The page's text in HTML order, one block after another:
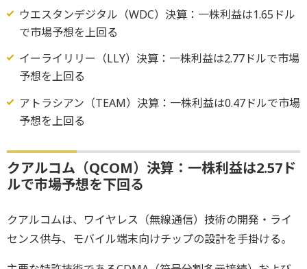
ウエスタンデジタル（WDC）決算：一株利益は1.65ドル
で市場予想を上回る
イーライリリー（LLY）決算：一株利益は2.77ドルで市場
予想を上回る
アトラシアン（TEAM）決算：一株利益は0.47ドルで市場
予想を上回る
クアルコム（QCOM）決算：一株利益は2.57ド
ルで市場予想を下回る
クアルコムは、ワイヤレス（無線通信）技術の開発・ライ
センス供与、モバイル端末向けチップの設計を手掛ける。